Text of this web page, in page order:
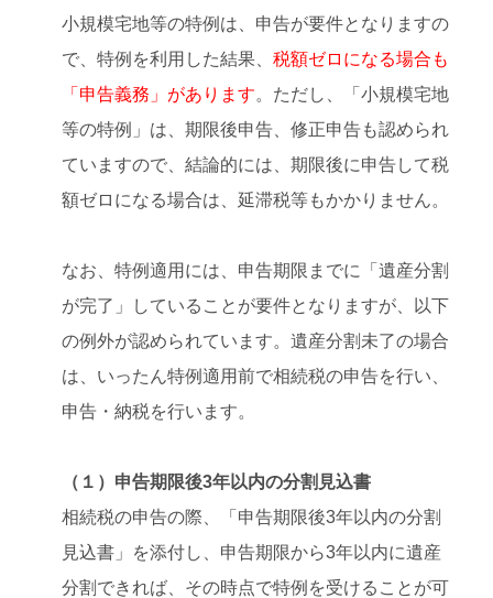
小規模宅地等の特例は、申告が要件となりますの
で、特例を利用した結果、 税額ゼロになる場合も
「申告義務」があります。ただし、「小規模宅地
等の特例」は、期限後申告、修正申告も認められ
ていますので、結論的には、期限後に申告して税
額ゼロになる場合は、延滞税等もかかりません。
なお、特例適用には、申告期限までに「遺産分割
が完了」していることが要件となりますが、以下
の例外が認められています。遺産分割未了の場合
は、いったん特例適用前で相続税の申告を行い、
申告・納税を行います。
（１）申告期限後3年以内の分割見込書
相続税の申告の際、「申告期限後3年以内の分割
見込書」を添付し、申告期限から3年以内に遺産
分割できれば、その時点で特例を受けることが可